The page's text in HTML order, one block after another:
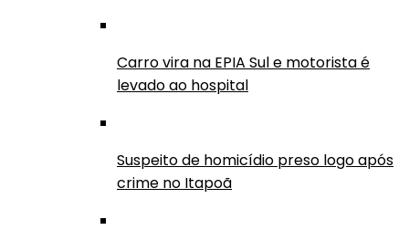
Carro vira na EPIA Sul e motorista é
levado ao hospital
Suspeito de homicídio preso logo após
crime no Itapoã